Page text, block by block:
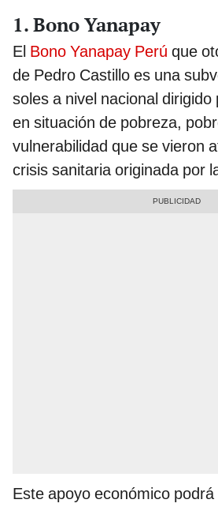
1. Bono Yanapay
El Bono Yanapay Perú que
de Pedro Castillo es una
soles a nivel nacional
en situación de pobreza,
vulnerabilidad que se vieron
crisis sanitaria originada por
Este apoyo económico